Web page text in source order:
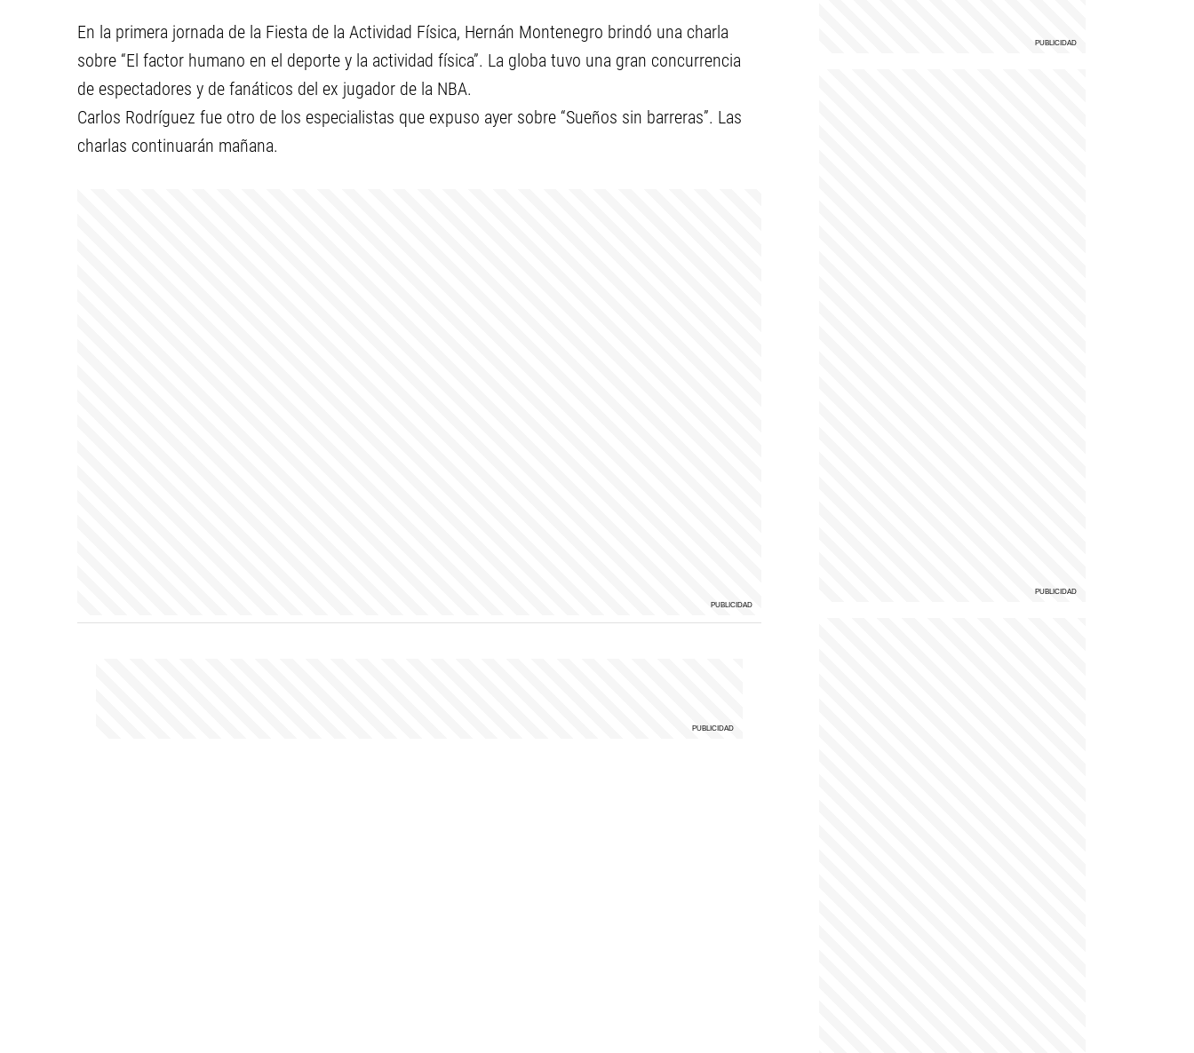
En la primera jornada de la Fiesta de la Actividad Física, Hernán Montenegro brindó una charla
sobre “El factor humano en el deporte y la actividad física”. La globa tuvo una gran concurrencia
de espectadores y de fanáticos del ex jugador de la NBA.
Carlos Rodríguez fue otro de los especialistas que expuso ayer sobre “Sueños sin barreras”. Las
charlas continuarán mañana.